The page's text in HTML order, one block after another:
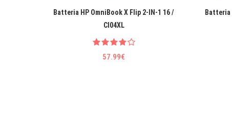
Batteria HP OmniBook X Flip 2-IN-1 16 /
CI04XL
57.99€
Batteria